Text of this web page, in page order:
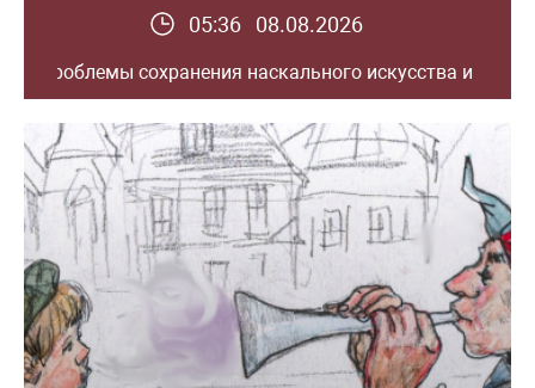
05:36 08.08.2026
искусства и каменных изваяний на территории